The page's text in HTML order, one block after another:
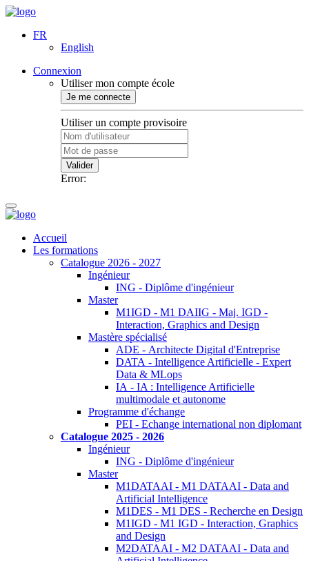
FR
English
Connexion
Utiliser mon compte école
Je me connecte
Utiliser un compte provisoire
Valider
Error:
Accueil
Les formations
Catalogue 2026 - 2027
Ingénieur
ING - Diplôme d'ingénieur
Master
M1IGD - M1 DAIIG - Maj. IGD -
Interaction, Graphics and Design
Mastère spécialisé
ADE - Architecte Digital d'Entreprise
DATA - Intelligence Artificielle - Expert
Data & MLops
IA - IA : Intelligence Artificielle
multimodale et autonome
Programme d'échange
PEI - Echange international non diplomant
Catalogue 2025 - 2026
Ingénieur
ING - Diplôme d'ingénieur
Master
M1DATAAI - M1 DATAAI - Data and
Artificial Intelligence
M1DES - M1 DES - Recherche en Design
M1IGD - M1 IGD - Interaction, Graphics
and Design
M2DATAAI - M2 DATAAI - Data and